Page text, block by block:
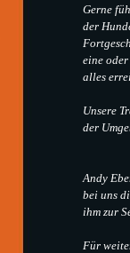
Gerne
der
eine
alles
Unsere
der
Andy
bei uns
ihm zur
Für